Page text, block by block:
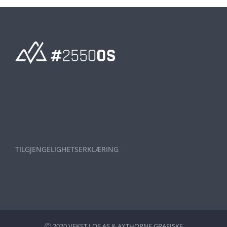
TILGJENGELIGHETSERKLÆRING